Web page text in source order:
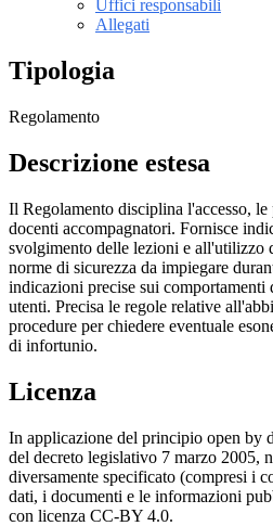
Uffici responsabili
Allegati
Tipologia
Regolamento
Descrizione estesa
Il Regolamento disciplina l'accesso, le
docenti accompagnatori. Fornisce
svolgimento delle lezioni e all'utilizzo
norme di sicurezza da impiegare
indicazioni precise sui comportamenti
utenti. Precisa le regole relative
procedure per chiedere eventuale
di infortunio.
Licenza
In applicazione del principio open by
del decreto legislativo 7 marzo 2005,
diversamente specificato (compresi i
dati, i documenti e le informazioni
con licenza CC-BY 4.0.